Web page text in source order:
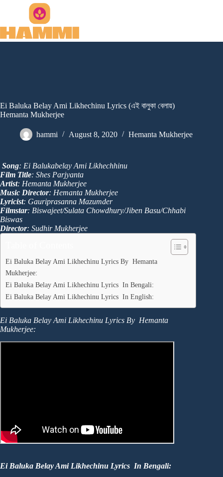
Ei Baluka Belay Ami Likhechinu Lyrics (এই বালুকা বেলায়)
Hemanta Mukherjee
hammi August 8, 2020 Hemanta Mukherjee
Song: Ei Balukabelay Ami Likhechhinu
Film Title: Shes Parjyanta
Artist: Hemanta Mukherjee
Music Director: Hemanta Mukherjee
Lyricist: Gauriprasanna Mazumder
Filmstar: Biswajeet/Sulata Chowdhury/Jiben Basu/Chhabi
Biswas
Director: Sudhir Mukherjee
Ei Baluka Belay Ami Likhechinu Lyrics By Hemanta
Mukherjee:
Ei Baluka Belay Ami Likhechinu Lyrics In Bengali:
Ei Baluka Belay Ami Likhechinu Lyrics In English:
Ei Baluka Belay Ami Likhechinu Lyrics By Hemanta
Mukherjee:
Ei Baluka Belay Ami Likhechinu Lyrics In Bengali: